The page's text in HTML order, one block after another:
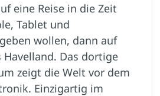
eine Reise in die Zeit
Tablet und
wollen, dann auf
Havelland. Das dortige
zeigt die Welt vor dem
Einzigartig im